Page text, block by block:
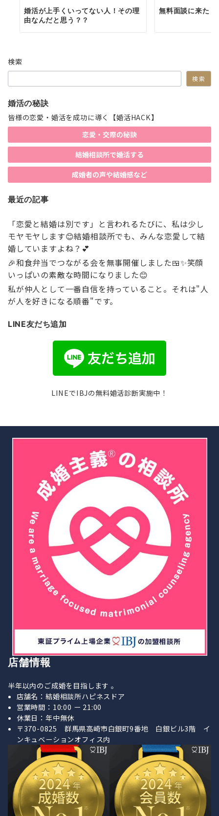
婚活が上手くいってない人！その理
由なんだと思う？？
無料面談に来た
検索
検索
婚活の秘訣
皆様の恋愛・婚活を成功に導く【婚活HACK】
恋愛・交際の秘訣
結婚相談所で婚活する
成婚者の声や結婚感など
最近の記事
「恋愛と結婚は別です」と言われるたびに、私は少し
モヤモヤします😊結婚相談所でも、みんな恋愛して結
婚していますよね？💕
🎉和食弁当でつながる会を無事開催しました🍱✨笑顔
いっぱいの素敵な時間になりました😊
私が仲人として一番自信を持っていること。それは"人
が人を好きになる順番"です。
LINE友だち追加
LINEでIBJの無料婚活診断実施中！
店舗情報
半年以内のご成婚を目指します 。
店舗名：結婚相談所ハピネスドア
営業時間：10:00 ー 21:00
休業日：年中無休
〒370-0825 群馬県高崎市白銀町9番地 白銀ビル3階 イ
ンキュベーションオフィス内